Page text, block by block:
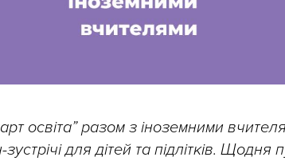
освіта” разом з іноземними
для дітей та підлітків.